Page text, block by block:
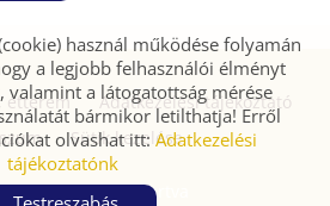
Minden jog fenntartva
étterem
Adatkezelési tájékoztató
Sütik kezelése
használ működése folyamán
a legjobb felhasználói élményt
valamint a látogatottság mérése
bármikor letilthatja! Erről
olvashat itt:Adatkezelési
tájékoztatónk